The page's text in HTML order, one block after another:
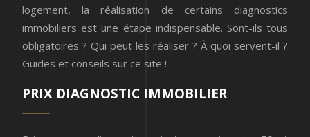
logement, la réalisation de certains diagnostics
immobiliers est une étape indispensable. Sont-ils tous
obligatoires ? Qui peut les réaliser ? À quoi servent-il ?
Guides et conseils sur ce site !
PRIX DIAGNOSTIC IMMOBILIER